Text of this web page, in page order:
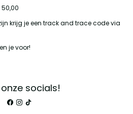
krijg je een track and trace code via
je voor!
socials!